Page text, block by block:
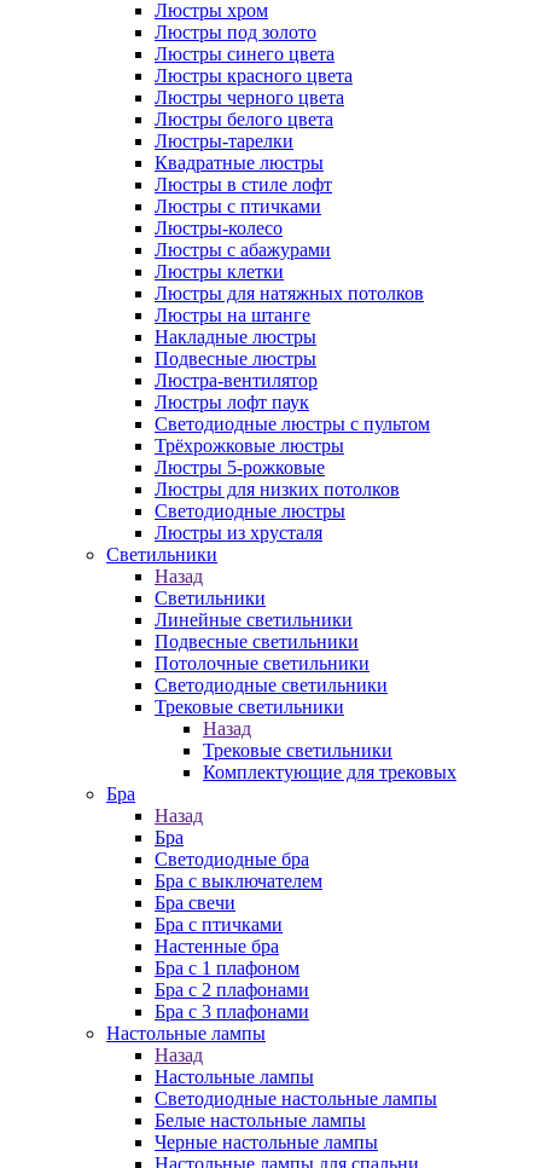
Люстры хром
Люстры под золото
Люстры синего цвета
Люстры красного цвета
Люстры черного цвета
Люстры белого цвета
Люстры-тарелки
Квадратные люстры
Люстры в стиле лофт
Люстры с птичками
Люстры-колесо
Люстры с абажурами
Люстры клетки
Люстры для натяжных потолков
Люстры на штанге
Накладные люстры
Подвесные люстры
Люстра-вентилятор
Люстры лофт паук
Светодиодные люстры с пультом
Трёхрожковые люстры
Люстры 5-рожковые
Люстры для низких потолков
Cветодиодные люстры
Люстры из хрусталя
Светильники
Назад
Светильники
Линейные светильники
Подвесные светильники
Потолочные светильники
Светодиодные светильники
Трековые светильники
Назад
Трековые светильники
Комплектующие для трековых
Бра
Назад
Бра
Светодиодные бра
Бра с выключателем
Бра свечи
Бра с птичками
Настенные бра
Бра с 1 плафоном
Бра с 2 плафонами
Бра с 3 плафонами
Настольные лампы
Назад
Настольные лампы
Светодиодные настольные лампы
Белые настольные лампы
Черные настольные лампы
Настольные лампы для спальни